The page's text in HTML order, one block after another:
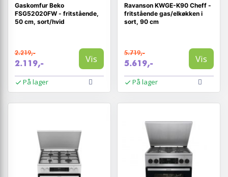
Gaskomfur Beko
FSG52020FW - fritstående,
50 cm, sort/hvid
2.219,-
2.119,- Vis
På lager
Ravanson KWGE-K90 Cheff -
fritstående gas/elkøkken i
sort, 90 cm
5.719,-
5.619,- Vis
På lager